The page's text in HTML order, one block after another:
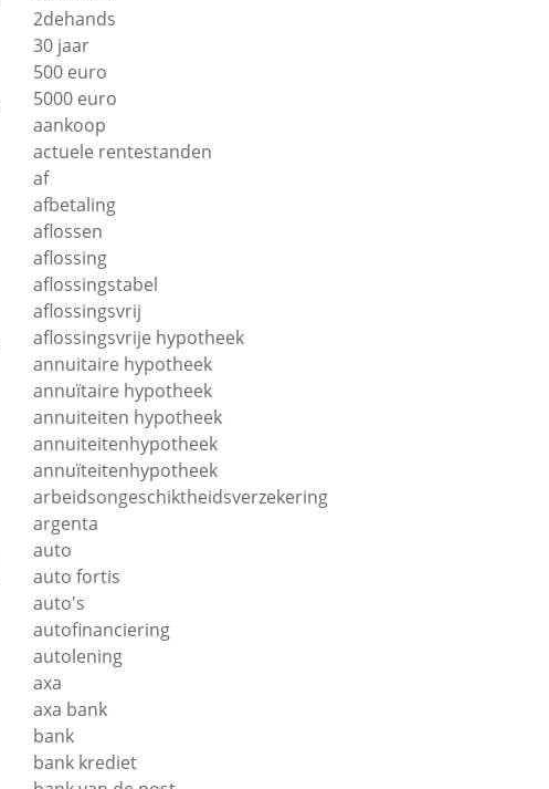
2dehands
30 jaar
500 euro
5000 euro
aankoop
actuele rentestanden
af
afbetaling
aflossen
aflossing
aflossingstabel
aflossingsvrij
aflossingsvrije hypotheek
annuitaire hypotheek
annuïtaire hypotheek
annuiteiten hypotheek
annuiteitenhypotheek
annuïteitenhypotheek
arbeidsongeschiktheidsverzekering
argenta
auto
auto fortis
auto's
autofinanciering
autolening
axa
axa bank
bank
bank krediet